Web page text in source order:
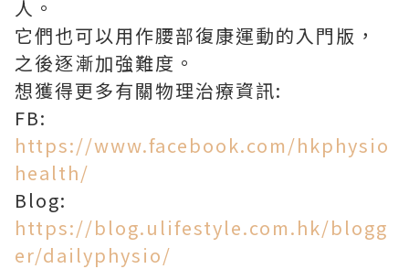
人。
它們也可以用作腰部復康運動的入門版，
之後逐漸加強難度。
想獲得更多有關物理治療資訊:
FB:
https://www.facebook.com/hkphysio
health/
Blog:
https://blog.ulifestyle.com.hk/blogg
er/dailyphysio/